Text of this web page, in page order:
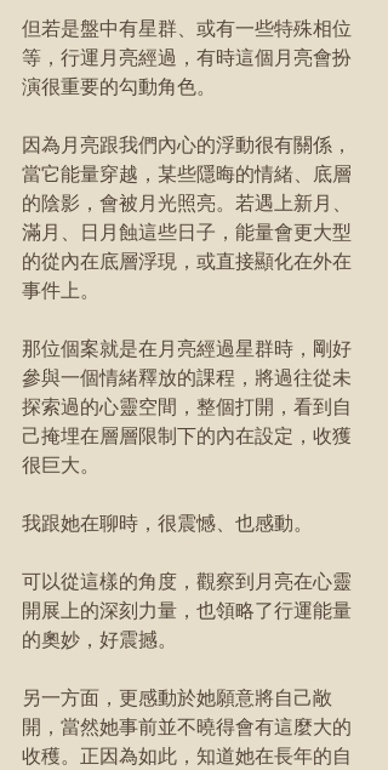
但若是盤中有星群、或有一些特殊相位
等，行運月亮經過，有時這個月亮會扮
演很重要的勾動角色。
因為月亮跟我們內心的浮動很有關係，
當它能量穿越，某些隱晦的情緒、底層
的陰影，會被月光照亮。若遇上新月、
滿月、日月蝕這些日子，能量會更大型
的從內在底層浮現，或直接顯化在外在
事件上。
那位個案就是在月亮經過星群時，剛好
參與一個情緒釋放的課程，將過往從未
探索過的心靈空間，整個打開，看到自
己掩埋在層層限制下的內在設定，收獲
很巨大。
我跟她在聊時，很震憾、也感動。
可以從這樣的角度，觀察到月亮在心靈
開展上的深刻力量，也領略了行運能量
的奧妙，好震撼。
另一方面，更感動於她願意將自己敞
開，當然她事前並不曉得會有這麼大的
收穫。正因為如此，知道她在長年的自